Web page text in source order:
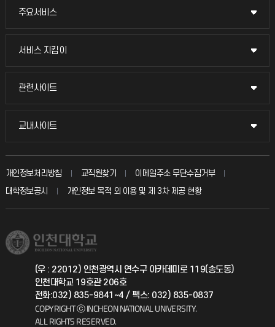
주요서비스
주요서비스
교무회의방송
입학안내
취업정보(학생)
서비스 지킴이
서비스 지킴이
묻고 답하기
칭찬마당
학생서비스 지킴이
관련사이트
관련사이트
국방헬프콜
총동문회
교내사이트
교내사이트
교수회
교육혁신본부
국제지원과
공자아카데미
기초교육원
개인정보처리방침 교직원찾기
이메일주소 무단수집거부
대학정보공시
개인정보 목적 외 이용 및 제 3차 제공 현황
(우 : 22012) 인천광역시 연수구 아카데미로 119(송도동)
인천대학교 19호관 206호
전화:032) 835-9841~4 / 팩스: 032) 835-0837
COPYRIGHT ⓒ INCHEON NATIONAL UNIVERSITY.
ALL RIGHTS RESERVED.